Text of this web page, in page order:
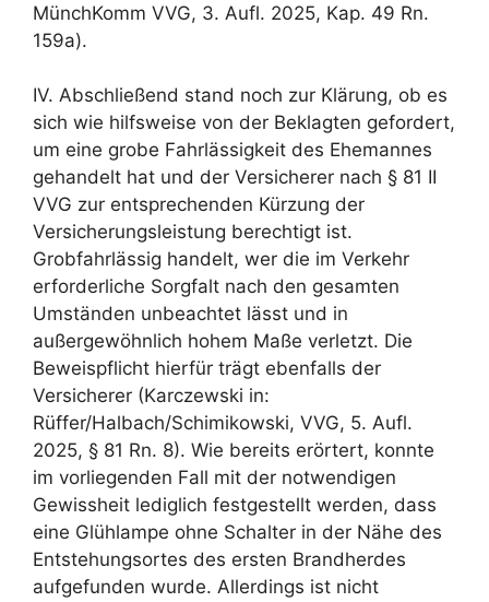
MünchKomm VVG, 3. Aufl. 2025, Kap. 49 Rn.
159a).
IV. Abschließend stand noch zur Klärung, ob es
sich wie hilfsweise von der Beklagten gefordert,
um eine grobe Fahrlässigkeit des Ehemannes
gehandelt hat und der Versicherer nach § 81 II
VVG zur entsprechenden Kürzung der
Versicherungsleistung berechtigt ist.
Grobfahrlässig handelt, wer die im Verkehr
erforderliche Sorgfalt nach den gesamten
Umständen unbeachtet lässt und in
außergewöhnlich hohem Maße verletzt. Die
Beweispflicht hierfür trägt ebenfalls der
Versicherer (Karczewski in:
Rüffer/Halbach/Schimikowski, VVG, 5. Aufl.
2025, § 81 Rn. 8). Wie bereits erörtert, konnte
im vorliegenden Fall mit der notwendigen
Gewissheit lediglich festgestellt werden, dass
eine Glühlampe ohne Schalter in der Nähe des
Entstehungsortes des ersten Brandherdes
aufgefunden wurde. Allerdings ist nicht